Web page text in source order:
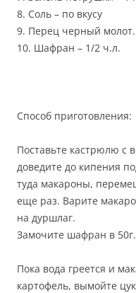
8. Соль – по вкусу
9. Перец черный молот.
10. Шафран – 1/2 ч.л.
Способ приготовления:
Поставьте кастрюлю с
доведите до кипения
туда макароны,
еще раз. Варите
на дуршлаг.
Замочите шафран в
Пока вода греется и
картофель, вымойте